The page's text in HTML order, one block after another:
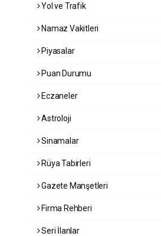
Yol ve Trafik
Namaz Vakitleri
Piyasalar
Puan Durumu
Eczaneler
Astroloji
Sinamalar
Rüya Tabirleri
Gazete Manşetleri
Firma Rehberi
Seri İlanlar